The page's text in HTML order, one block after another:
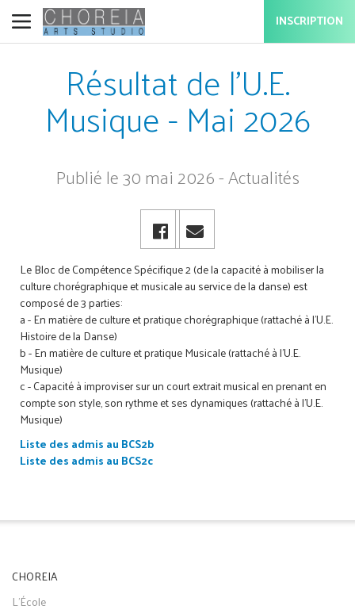
INSCRIPTION
Résultat de l'U.E.
Musique - Mai 2026
Publié le 30 mai 2026 - Actualités
Le Bloc de Compétence Spécifique 2 (de la capacité à mobiliser la
culture chorégraphique et musicale au service de la danse) est
composé de 3 parties:
a - En matière de culture et pratique chorégraphique (rattaché à l'U.E.
Histoire de la Danse)
b - En matière de culture et pratique Musicale (rattaché à l'U.E.
Musique)
c - Capacité à improviser sur un court extrait musical en prenant en
compte son style, son rythme et ses dynamiques (rattaché à l'U.E.
Musique)
Liste des admis au BCS2b
Liste des admis au BCS2c
CHOREIA
L'École